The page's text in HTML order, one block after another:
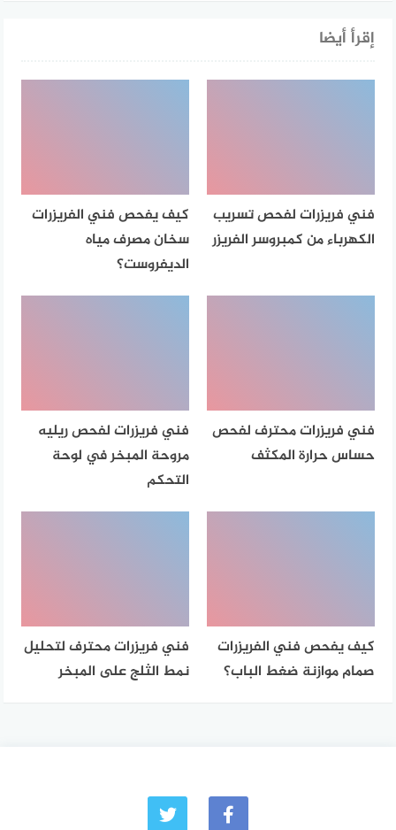
إقرأ أيضا
فني فريزرات لفحص تسريب
الكهرباء من كمبروسر الفريزر
كيف يفحص فني الفريزرات
سخان مصرف مياه
الديفروست؟
فني فريزرات محترف لفحص
حساس حرارة المكثف
فني فريزرات لفحص ريليه
مروحة المبخر في لوحة
التحكم
كيف يفحص فني الفريزرات
صمام موازنة ضغط الباب؟
فني فريزرات محترف لتحليل
نمط الثلج على المبخر